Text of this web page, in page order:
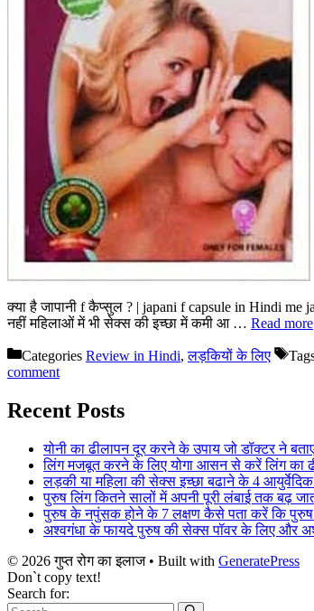
क्या है जापानी f कैप्सुल ? | japani f capsule in Hindi
नहीं महिलाओं में भी सेक्स की इच्छा में कमी आ … Read more
Categories Review in Hindi,लड़कियों के लिए
comment
Recent Posts
योनी का ढीलापन दूर करने के उपाय जो डॉक्टर ने
लिंग मजबूत करने के लिए योगा आसन से करें लिंग का
लड़की या महिला की सेक्स इच्छा बढाने के 4 आयुर्वेदिक
पुरुष लिंग कितने सालों में अपनी पूरी लंबाई तक बढ़
पुरुष के नपुंसक होने के 7 लक्षण कैसे पता करें कि पुरुष
अश्वगंधा के फायदे पुरुष की सेक्स पॉवर के लिए और
© 2026 गुप्त रोग का इलाज• Built with GeneratePress
Don`t copy text!
Search for: